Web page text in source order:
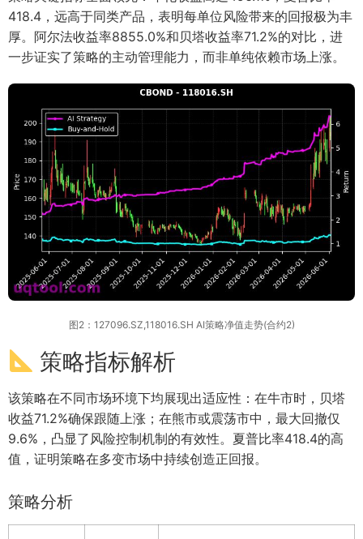
418.4，远高于同类产品，表明每单位风险带来的回报极为丰
厚。阿尔法收益率8855.0%和贝塔收益率71.2%的对比，进
一步证实了策略的主动管理能力，而非单纯依赖市场上涨。
图2：127096.SZ,118016.SH AI策略净值走势(合约2)
策略指标解析
该策略在不同市场环境下均展现出适应性：在牛市时，贝塔
收益71.2%确保跟随上涨；在熊市或震荡市中，最大回撤仅
9.6%，凸显了风险控制机制的有效性。夏普比率418.4的高
值，证明策略在多变市场中持续创造正回报。
策略分析